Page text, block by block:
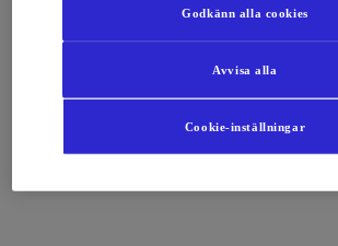
Cookie-inställningar
Avvisa alla
Godkänn alla cookies